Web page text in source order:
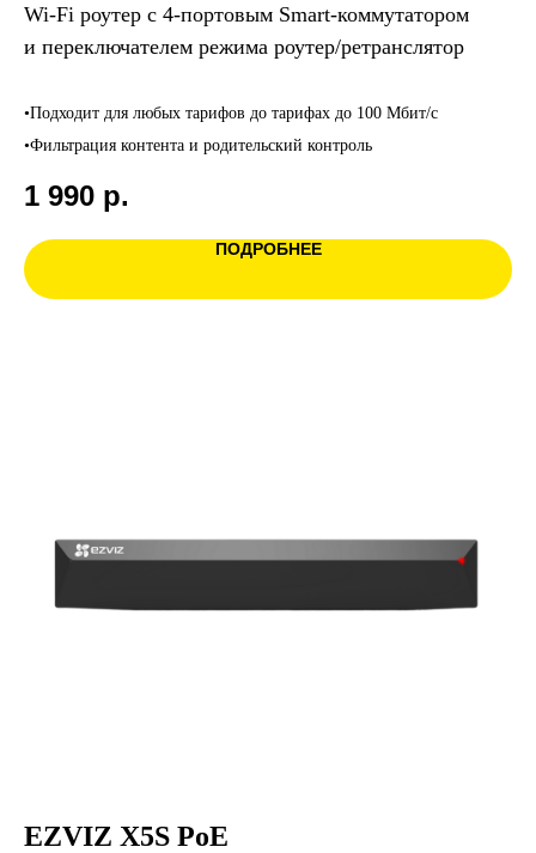
Wi-Fi роутер с 4-портовым Smart-коммутатором
и переключателем режима роутер/ретранслятор
•Подходит для любых тарифов до тарифах до 100 Мбит/с
•Фильтрация контента и родительский контроль
1 990 р.
ПОДРОБНЕЕ
EZVIZ X5S PoE